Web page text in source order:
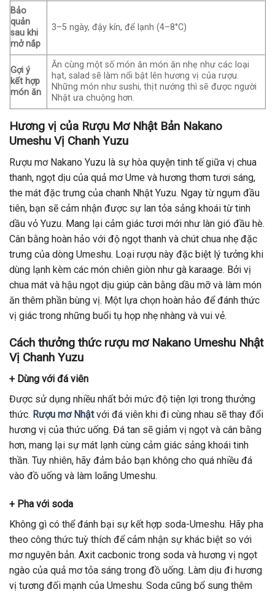
Bảo
quản
sau khi
mở nắp
3–5 ngày, đậy kín, để lạnh (4–8°C)
Gợi ý
kết hợp
món ăn
Ăn cùng một số món ăn món ăn nhẹ như các loại
hạt, salad sẽ làm nổi bật lên hương vị của rượu.
Những món như sushi, thịt nướng thì sẽ được người
Nhật ưa chuộng hơn.
Hương vị của Rượu Mơ Nhật Bản Nakano
Umeshu Vị Chanh Yuzu
Rượu mơ Nakano Yuzu là sự hòa quyện tinh tế giữa vị chua
thanh, ngọt dịu của quả mơ Ume và hương thơm tươi sáng,
the mát đặc trưng của chanh Nhật Yuzu. Ngay từ ngụm đầu
tiên, bạn sẽ cảm nhận được sự lan tỏa sảng khoái từ tinh
dầu vỏ Yuzu. Mang lại cảm giác tươi mới như làn gió đầu hè.
Cân bằng hoàn hảo với độ ngọt thanh và chút chua nhẹ đặc
trưng của dòng Umeshu. Loại rượu này đặc biệt lý tưởng khi
dùng lạnh kèm các món chiên giòn như gà karaage. Bởi vị
chua mát và hậu ngọt dịu giúp cân bằng dầu mỡ và làm món
ăn thêm phần bùng vị. Một lựa chọn hoàn hảo để đánh thức
vị giác trong những buổi tụ họp nhẹ nhàng và vui vẻ.
Cách thưởng thức rượu mơ Nakano Umeshu Nhật
Vị Chanh Yuzu
+ Dùng với đá viên
Được sử dụng nhiều nhất bởi mức độ tiện lợi trong thưởng
thức. Rượu mơ Nhậtvới đá viên khi đi cùng nhau sẽ thay đổi
hương vị của thức uống. Đá tan sẽ giảm vị ngọt và cân bằng
hơn, mang lại sự mát lạnh cùng cảm giác sảng khoái tinh
thần. Tuy nhiên, hãy đảm bảo bạn không cho quá nhiều đá
vào đồ uống và làm loãng Umeshu.
+ Pha với soda
Không gì có thể đánh bại sự kết hợp soda-Umeshu. Hãy pha
theo công thức tuỳ thích để cảm nhận sự khác biệt so với
mơ nguyên bản. Axit cacbonic trong soda và hương vị ngọt
ngào của quả mơ tỏa sáng trong đồ uống. Làm dịu đi hương
vị tương đối mạnh của Umeshu. Soda cũng bổ sung thêm